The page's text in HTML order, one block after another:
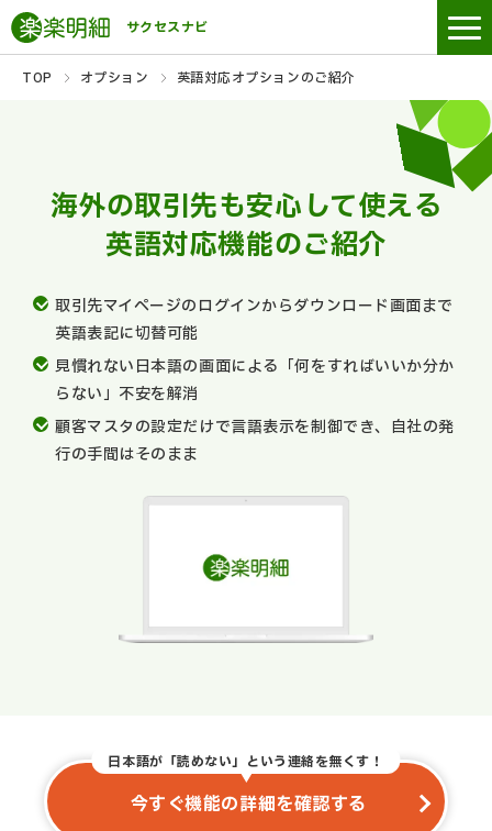
サクセスナビ
TOP オプション 英語対応オプションのご紹介
海外の取引先も安心して使える
英語対応機能のご紹介
取引先マイページのログインからダウンロード画面まで
英語表記に切替可能
見慣れない日本語の画面による「何をすればいいか分か
らない」不安を解消
顧客マスタの設定だけで言語表示を制御でき、自社の発
行の手間はそのまま
日本語が「読めない」という連絡を無くす！
今すぐ機能の詳細を確認する